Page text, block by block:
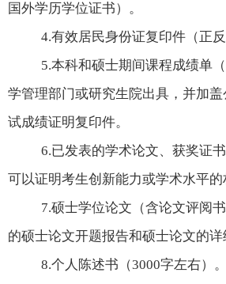
国外学历学位证书）。
4.有效居民身份证复印件（正反
5.本科和硕士期间课程成绩单
学管理部门或研究生院出具，并加
试成绩证明复印件。
6.已发表的学术论文、获奖证
可以证明考生创新能力或学术水平的
7.硕士学位论文（含论文评阅
的硕士论文开题报告和硕士论文的详
8.个人陈述书（3000字左右）